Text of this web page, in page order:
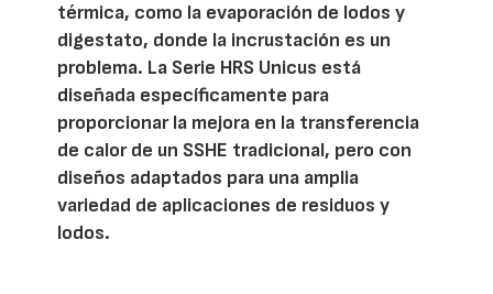
térmica, como la evaporación de lodos y
digestato, donde la incrustación es un
problema. La Serie HRS Unicus está
diseñada específicamente para
proporcionar la mejora en la transferencia
de calor de un SSHE tradicional, pero con
diseños adaptados para una amplia
variedad de aplicaciones de residuos y
lodos.